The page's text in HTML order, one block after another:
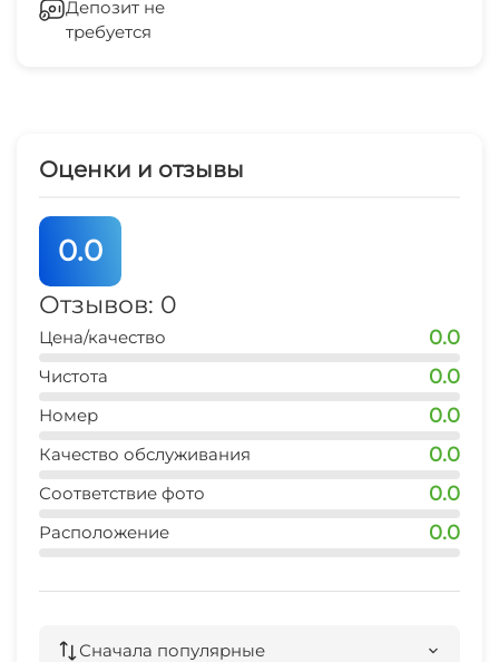
Мангал/барбекю
Беседка
Депозит не
требуется
Оценки и отзывы
0.0
Отзывов: 0
Цена/качество 0.0
Чистота 0.0
Номер 0.0
Качество обслуживания 0.0
Соответствие фото 0.0
Расположение 0.0
Сначала популярные